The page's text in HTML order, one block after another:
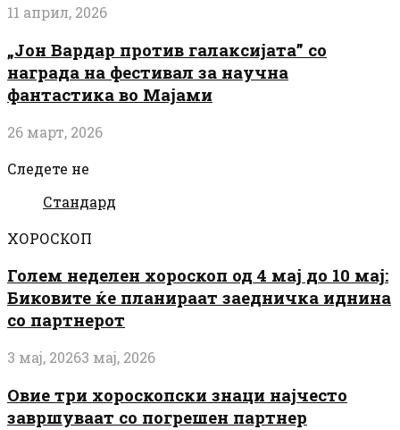
11 април, 2026
„Јон Вардар против галаксијата” со
награда на фестивал за научна
фантастика во Мајами
26 март, 2026
Следете не
Стандард
ХОРОСКОП
Голем неделен хороскоп од 4 мај до 10 мај:
Биковите ќе планираат заедничка иднина
со партнерот
3 мај, 20263 мај, 2026
Овие три хороскопски знаци најчесто
завршуваат со погрешен партнер